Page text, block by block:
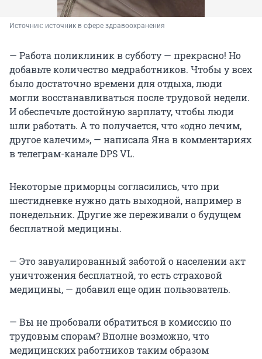
Источник: источник в сфере здравоохранения
— Работа поликлиник в субботу — прекрасно! Но
добавьте количество медработников. Чтобы у всех
было достаточно времени для отдыха, люди
могли восстанавливаться после трудовой недели.
И обеспечьте достойную зарплату, чтобы люди
шли работать. А то получается, что «одно лечим,
другое калечим», — написала Яна в комментариях
в телеграм-канале DPS VL.
Некоторые приморцы согласились, что при
шестидневке нужно дать выходной, например в
понедельник. Другие же переживали о будущем
бесплатной медицины.
— Это завуалированный заботой о населении акт
уничтожения бесплатной, то есть страховой
медицины, — добавил еще один пользователь.
— Вы не пробовали обратиться в комиссию по
трудовым спорам? Вполне возможно, что
медицинских работников таким образом